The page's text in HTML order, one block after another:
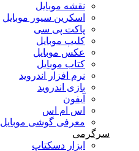
نقشه موبایل
اسکرین سیور موبایل
پاکت پی سی
کلیپ موبایل
عکس موبایل
کتاب موبایل
نرم افزار اندروید
بازی اندروید
آیفون
اس ام اس
معرفی گوشی موبایل
سرگرمی
ابزار دسکتاپ